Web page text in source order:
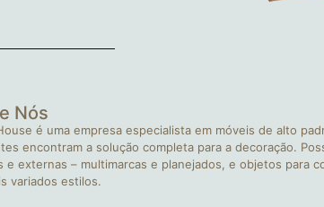
Nós
é uma empresa especialista em móveis de alto
encontram a solução completa para a decoração.
e externas – multimarcas e planejados, e objetos para
variados estilos.